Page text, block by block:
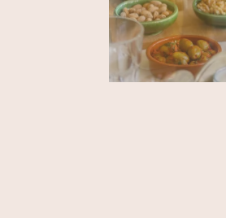
ÉVÉNEMENTS